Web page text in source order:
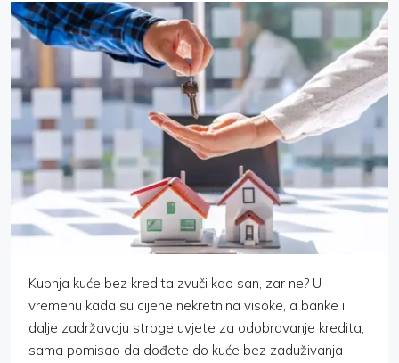
Kupnja kuće bez kredita zvuči kao san, zar ne? U
vremenu kada su cijene nekretnina visoke, a banke i
dalje zadržavaju stroge uvjete za odobravanje kredita,
sama pomisao da dođete do kuće bez zaduživanja